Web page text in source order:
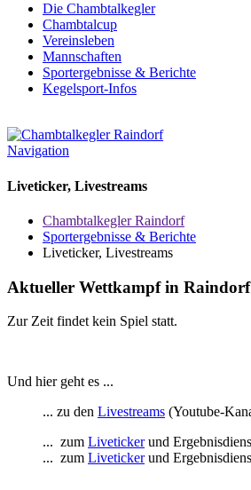
Die Chambtalkegler
Chambtalcup
Vereinsleben
Mannschaften
Sportergebnisse & Berichte
Kegelsport-Infos
Navigation
Liveticker, Livestreams
Chambtalkegler Raindorf
Sportergebnisse & Berichte
Liveticker, Livestreams
Aktueller Wettkampf in Raindorf
Zur Zeit findet kein Spiel statt.
Und hier geht es ...
... zu den Livestreams (Youtube-
... zum Livetickerund
... zum Livetickerund